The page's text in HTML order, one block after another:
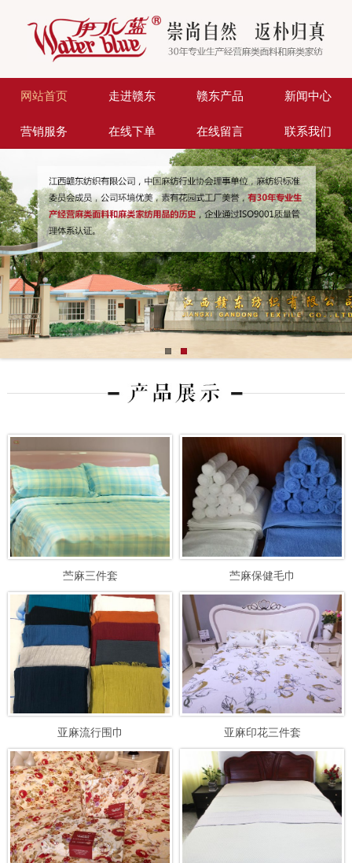
网站首页 走进赣东 赣东产品 新闻中心
营销服务 在线下单 在线留言 联系我们
苎麻三件套 苎麻保健毛巾
亚麻流行围巾 亚麻印花三件套